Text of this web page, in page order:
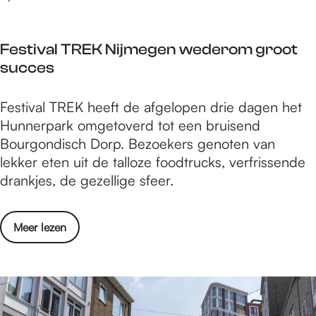
l
s
e
c
o
r
m
e
t
1
,
m
t
c
l
t
u
r
e
e
s
t
o
Festival TREK Nijmegen wederom groot
succes
F
e
s
t
i
a
l
E
K
Festival TREK heeft de afgelopen drie dagen het
Hunnerpark omgetoverd tot een bruisend
Bourgondisch Dorp. Bezoekers genoten van
lekker eten uit de talloze foodtrucks, verfrissende
drankjes, de gezellige sfeer.
Meer lezen
o
v
r
F